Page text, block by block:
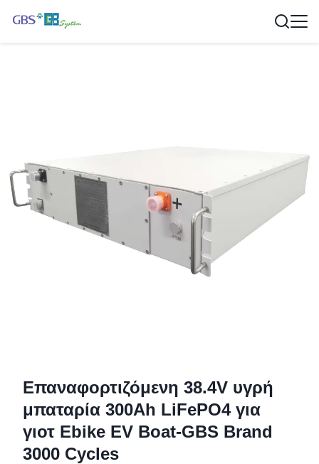
Επαναφορτιζόμενη 38.4V υγρή
μπαταρία 300Ah LiFePO4 για
γιοτ Ebike EV Boat-GBS Brand
3000 Cycles